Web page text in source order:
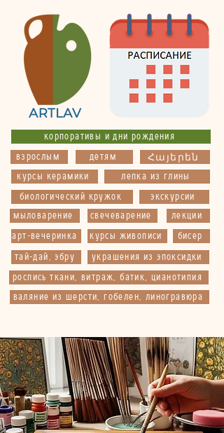
корпоративы и дни рождения
детям
взрослым Հայերեն
украшения из эпоксидки
мыловарение свечеварение
арт-вечеринка бисер
тай-дай, эбру
экскурсии
лепка из глины
роспись ткани, витраж, батик, цианотипия
курсы живописи
лекции
биологический кружок
курсы керамики
валяние из шерсти, гобелен, линогравюра